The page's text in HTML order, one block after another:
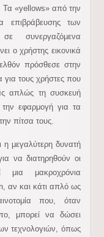
Τα «yellows» από την
επιβράβευσης των
συνεργαζόμενα
ο χρήστης εικονικά
πρόσθεσε στην
για τους χρήστες που
απλώς τη συσκευή
την εφαρμογή για τα
πίτσα τους.
μεγαλύτερη δυνατή
να διατηρηθούν οι
μια μακροχρόνια
αν και κάτι απλό ως
που, όταν
μπορεί να δώσει
τεχνολογιών, όπως